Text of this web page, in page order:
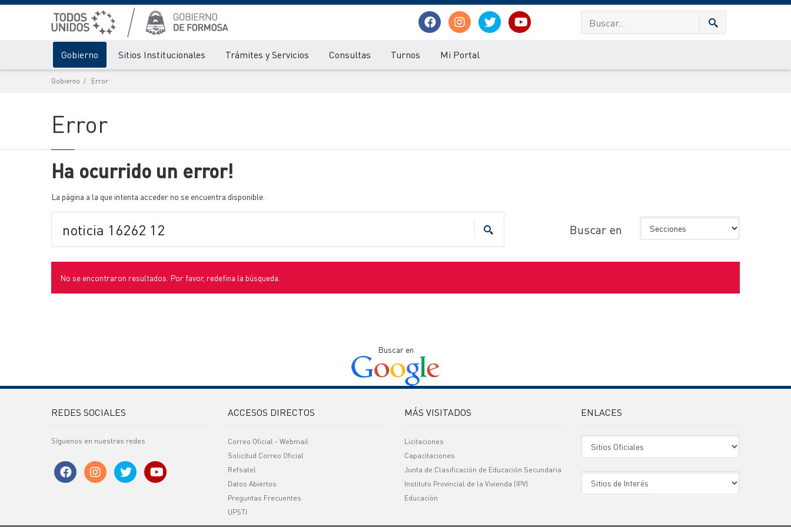
Gobierno Sitios Institucionales Trámites y Servicios Consultas Turnos Mi Portal
Gobierno Error
Error
Ha ocurrido un error!
La página a la que intenta acceder no se encuentra disponible.
Buscar en
No se encontraron resultados. Por favor, redefina la búsqueda.
Buscar en
REDES SOCIALES
Síguenos en nuestras redes
ACCESOS DIRECTOS
Correo Oficial - Webmail
Solicitud Correo Oficial
Refsatel
Datos Abiertos
Preguntas Frecuentes
UPSTI
MÁS VISITADOS
Licitaciones
Capacitaciones
Junta de Clasificación de Educación Secundaria
Instituto Provincial de la Vivienda (IPV)
Educación
ENLACES